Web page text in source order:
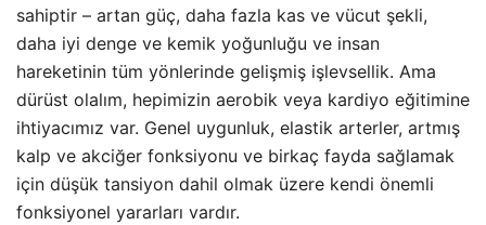
sahiptir – artan güç, daha fazla kas ve vücut şekli,
daha iyi denge ve kemik yoğunluğu ve insan
hareketinin tüm yönlerinde gelişmiş işlevsellik. Ama
dürüst olalım, hepimizin aerobik veya kardiyo eğitimine
ihtiyacımız var. Genel uygunluk, elastik arterler, artmış
kalp ve akciğer fonksiyonu ve birkaç fayda sağlamak
için düşük tansiyon dahil olmak üzere kendi önemli
fonksiyonel yararları vardır.